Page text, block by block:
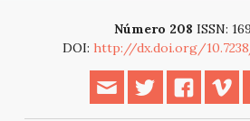
Número 208 ISSN:
DOI: http://dx.doi.org/